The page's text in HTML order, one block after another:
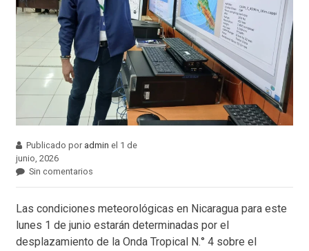
Publicado por admin el 1 de
junio, 2026
Sin comentarios
Las condiciones meteorológicas en Nicaragua para este
lunes 1 de junio estarán determinadas por el
desplazamiento de la Onda Tropical N.° 4 sobre el